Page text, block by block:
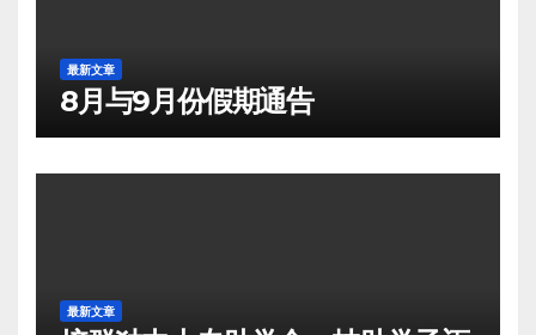
最新文章
8月与9月份假期通告
最新文章